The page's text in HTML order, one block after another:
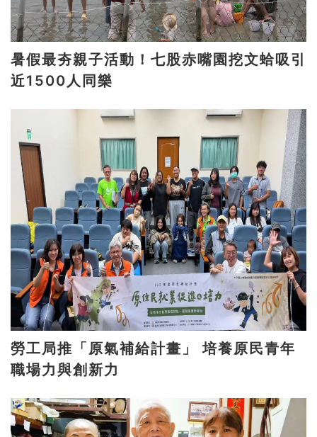
暑假最夯親子活動！七股赤嘴園挖文蛤吸引
近1500人同樂
勞工局推「原氣補給計畫」 培養原民青年
職場力與創新力